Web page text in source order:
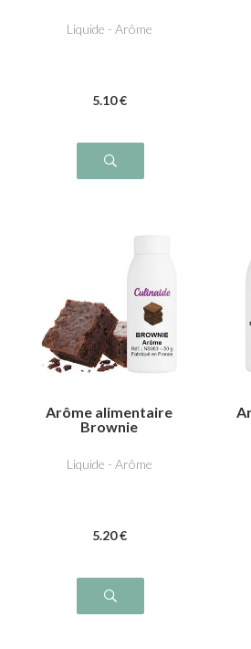
Liquide - Arôme
5.10 €
Arôme alimentaire
Brownie
Liquide - Arôme
5.20 €